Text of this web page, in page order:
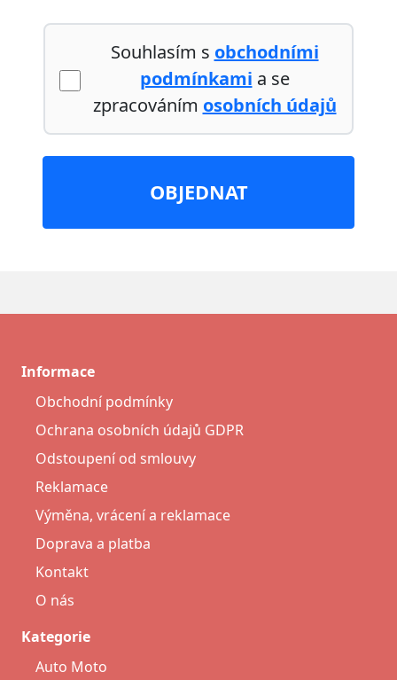
Souhlasím s obchodními
podmínkami a se
zpracováním osobních údajů
OBJEDNAT
Informace
Obchodní podmínky
Ochrana osobních údajů GDPR
Odstoupení od smlouvy
Reklamace
Výměna, vrácení a reklamace
Doprava a platba
Kontakt
O nás
Kategorie
Auto Moto